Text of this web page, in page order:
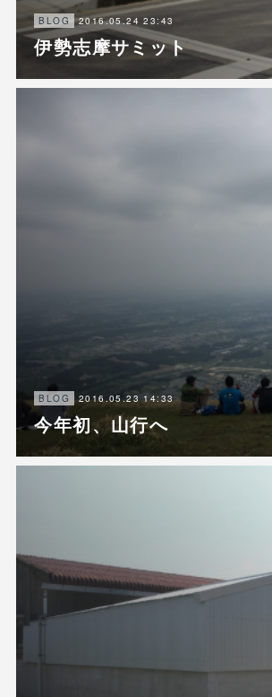
BLOG 2016.05.24 23:43
伊勢志摩サミット
BLOG 2016.05.23 14:33
今年初、山行へ